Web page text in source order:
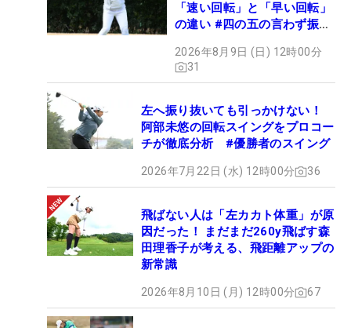
「速い回転」と「早い回転」
の違い #四の五の言わず振り
2026年8月9日 (日) 12時00分
31
左へ振り抜いても引っかけない！
阿部未悠の回転スイングをプロコー
チが徹底分析 #優勝者のスイング
2026年7月22日 (水) 12時00分 36
飛ばない人は「左カカト体重」が原
因だった！ まだまだ260y飛ばす森
田理香子が考える、飛距離アップの
新常識
2026年8月10日 (月) 12時00分 67